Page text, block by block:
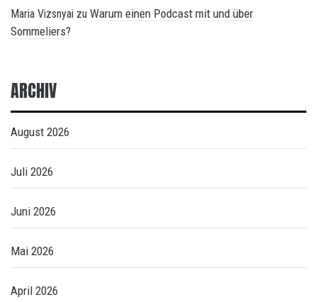
Maria Vizsnyai zu Warum einen Podcast mit und über
Sommeliers?
ARCHIV
August 2026
Juli 2026
Juni 2026
Mai 2026
April 2026